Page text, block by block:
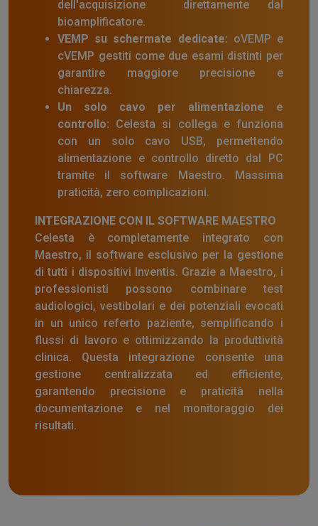
dell'acquisizione direttamente dal
bioamplificatore.
VEMP su schermate dedicate: oVEMP e
cVEMP gestiti come due esami distinti per
garantire maggiore precisione e
chiarezza.
Un solo cavo per alimentazione e
controllo: Celesta si collega e funziona
con un solo cavo USB, permettendo
alimentazione e controllo diretto dal PC
tramite il software Maestro. Massima
praticità, zero complicazioni.
INTEGRAZIONE CON IL SOFTWARE MAESTRO
Celesta è completamente integrato con
Maestro, il software esclusivo per la gestione
di tutti i dispositivi Inventis. Grazie a Maestro, i
professionisti possono combinare test
audiologici, vestibolari e dei potenziali evocati
in un unico referto paziente, semplificando i
flussi di lavoro e ottimizzando la produttività
clinica. Questa integrazione consente una
gestione centralizzata ed efficiente,
garantendo precisione e praticità nella
documentazione e nel monitoraggio dei
risultati.